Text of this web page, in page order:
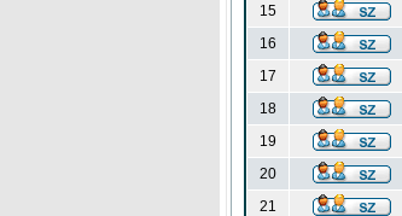
15
16
17
18
19
20
21